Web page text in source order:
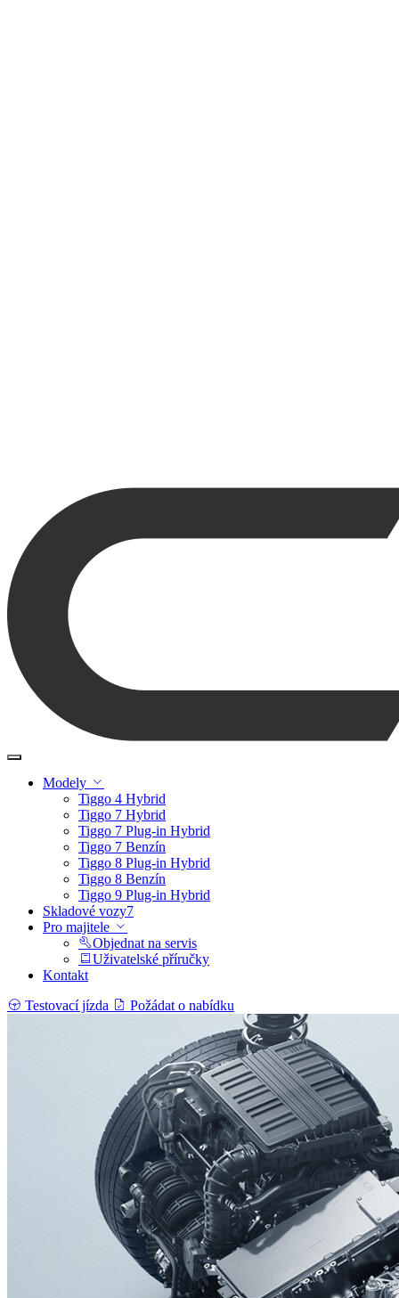
Modely
Tiggo 4 Hybrid
Tiggo 7 Hybrid
Tiggo 7 Plug-in Hybrid
Tiggo 7 Benzín
Tiggo 8 Plug-in Hybrid
Tiggo 8 Benzín
Tiggo 9 Plug-in Hybrid
Skladové vozy7
Pro majitele
Objednat na servis
Uživatelské příručky
Kontakt
Testovací jízda
Požádat o nabídku